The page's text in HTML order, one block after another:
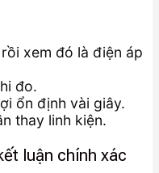
xem đó là điện áp
đo.
ổn định vài giây.
thay linh kiện.
luận chính xác